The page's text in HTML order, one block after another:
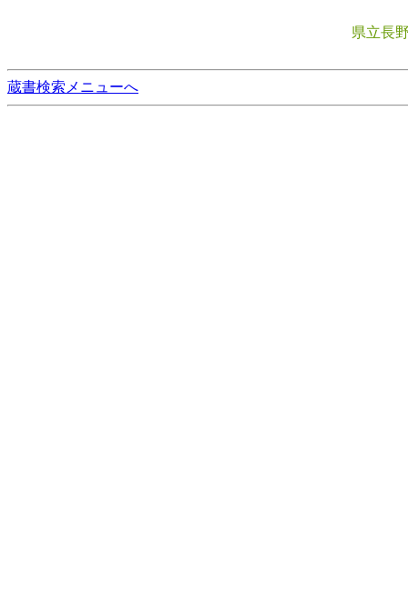
県立長
蔵書検索メニューへ